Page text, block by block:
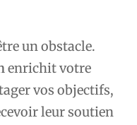
un obstacle.
enrichit votre
vos objectifs,
leur soutien